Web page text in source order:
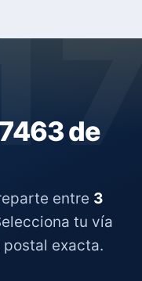
de
entre 3
tu vía
exacta.